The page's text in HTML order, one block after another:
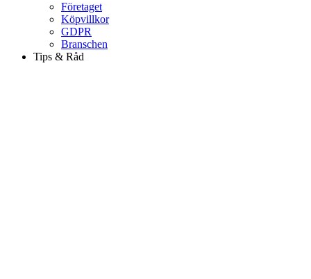
Företaget
Köpvillkor
GDPR
Branschen
Tips & Råd